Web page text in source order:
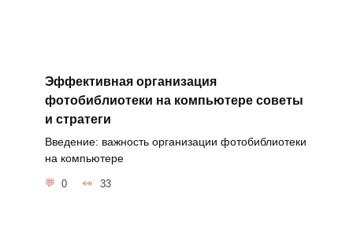
Эффективная организация
фотобиблиотеки на компьютере советы
и стратеги
Введение: важность организации фотобиблиотеки
на компьютере
0 33